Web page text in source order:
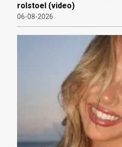
rolstoel (video)
06-08-2026